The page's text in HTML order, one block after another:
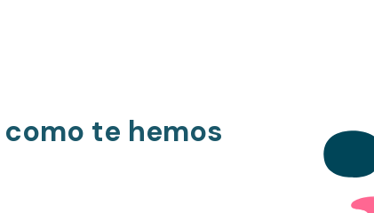
te hemos